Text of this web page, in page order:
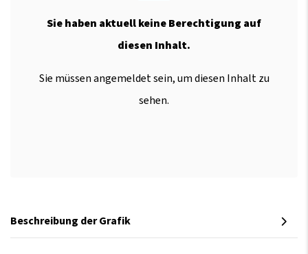
Sie haben aktuell keine Berechtigung auf
diesen Inhalt.
Sie müssen angemeldet sein, um diesen Inhalt zu
sehen.
Beschreibung der Grafik